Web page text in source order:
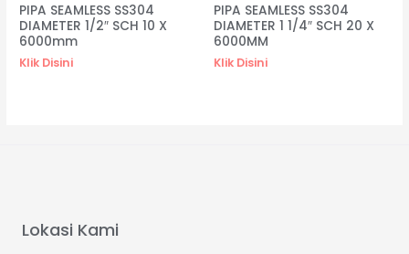
PIPA SEAMLESS SS304
DIAMETER 1/2″ SCH 10 X
6000mm
Klik Disini
PIPA SEAMLESS SS304
DIAMETER 1 1/4″ SCH 20 X
6000MM
Klik Disini
Lokasi Kami